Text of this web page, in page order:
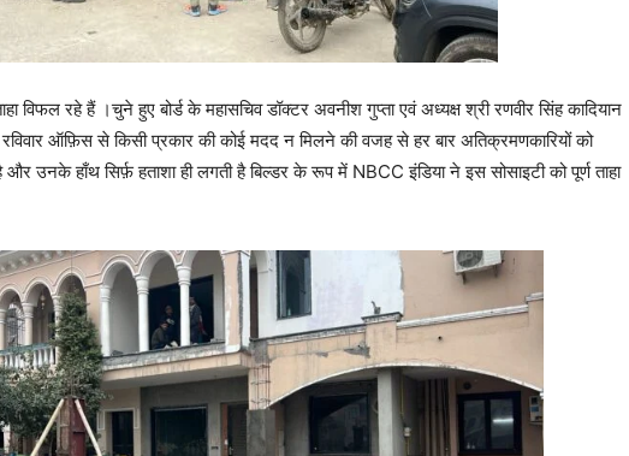
विफल रहे हैं ।चुने हुए बोर्ड के महासचिव डॉक्टर अवनीश गुप्ता एवं अध्यक्ष श्री रणवीर सिंह कादियान
रविवार ऑफ़िस से किसी प्रकार की कोई मदद न मिलने की वजह से हर बार अतिक्रमणकारियों को
उनके हाँथ सिर्फ़ हताशा ही लगती है बिल्डर के रूप में NBCC इंडिया ने इस सोसाइटी को पूर्ण ताहा